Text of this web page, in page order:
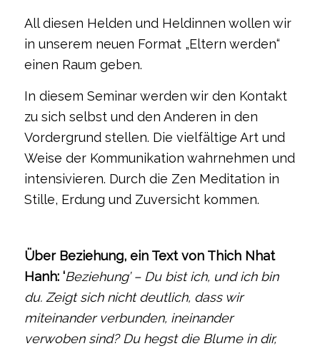
All diesen Helden und Heldinnen wollen wir
in unserem neuen Format „Eltern werden“
einen Raum geben.
In diesem Seminar werden wir den Kontakt
zu sich selbst und den Anderen in den
Vordergrund stellen. Die vielfältige Art und
Weise der Kommunikation wahrnehmen und
intensivieren. Durch die Zen Meditation in
Stille, Erdung und Zuversicht kommen.
Über Beziehung, ein Text von Thich Nhat
Hanh: ‘Beziehung’ – Du bist ich, und ich bin
du. Zeigt sich nicht deutlich, dass wir
miteinander verbunden, ineinander
verwoben sind? Du hegst die Blume in dir,